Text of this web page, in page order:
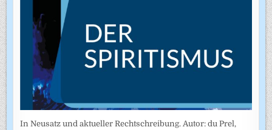
In Neusatz und aktueller Rechtschreibung. Autor: du Prel,